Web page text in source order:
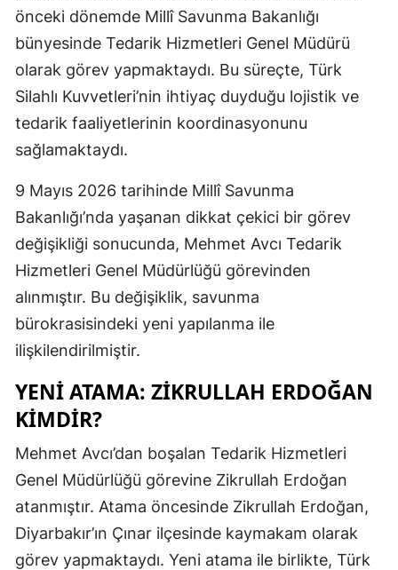
Mardin
Niğde
Samsun
Sinop
Sivas
Tekirdağ
Tokat
önceki dönemde Millî Savunma Bakanlığı
bünyesinde Tedarik Hizmetleri Genel Müdürü
olarak görev yapmaktaydı. Bu süreçte, Türk
Silahlı Kuvvetleri’nin ihtiyaç duyduğu lojistik ve
tedarik faaliyetlerinin koordinasyonunu
sağlamaktaydı.
9 Mayıs 2026 tarihinde Millî Savunma
Bakanlığı’nda yaşanan dikkat çekici bir görev
değişikliği sonucunda, Mehmet Avcı Tedarik
Hizmetleri Genel Müdürlüğü görevinden
alınmıştır. Bu değişiklik, savunma
bürokrasisindeki yeni yapılanma ile
ilişkilendirilmiştir.
YENI ATAMA: ZIKRULLAH ERDOĞAN
KIMDIR?
Mehmet Avcı’dan boşalan Tedarik Hizmetleri
Genel Müdürlüğü görevine Zikrullah Erdoğan
atanmıştır. Atama öncesinde Zikrullah Erdoğan,
Diyarbakır’ın Çınar ilçesinde kaymakam olarak
görev yapmaktaydı. Yeni atama ile birlikte, Türk